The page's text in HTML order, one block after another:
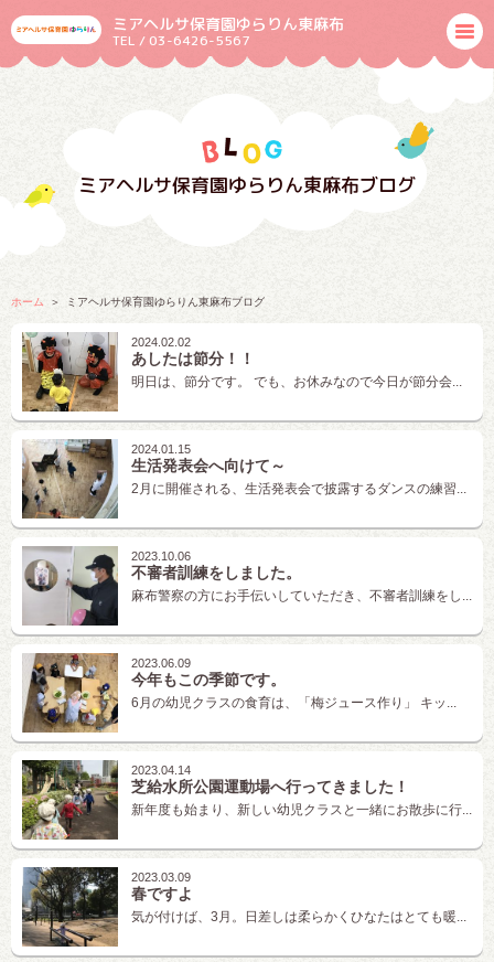
ミアヘルサ保育園ゆらりん東麻布
TEL / 03-6426-5567
ミアヘルサ保育園ゆらりん東麻布ブログ
ホーム ミアヘルサ保育園ゆらりん東麻布ブログ
2024.02.02
あしたは節分！！
明日は、節分です。 でも、お休みなので今日が節分会...
2024.01.15
生活発表会へ向けて～
2月に開催される、生活発表会で披露するダンスの練習...
2023.10.06
不審者訓練をしました。
麻布警察の方にお手伝いしていただき、不審者訓練をし...
2023.06.09
今年もこの季節です。
6月の幼児クラスの食育は、「梅ジュース作り」 キッ...
2023.04.14
芝給水所公園運動場へ行ってきました！
新年度も始まり、新しい幼児クラスと一緒にお散歩に行...
2023.03.09
春ですよ
気が付けば、3月。日差しは柔らかくひなたはとても暖...